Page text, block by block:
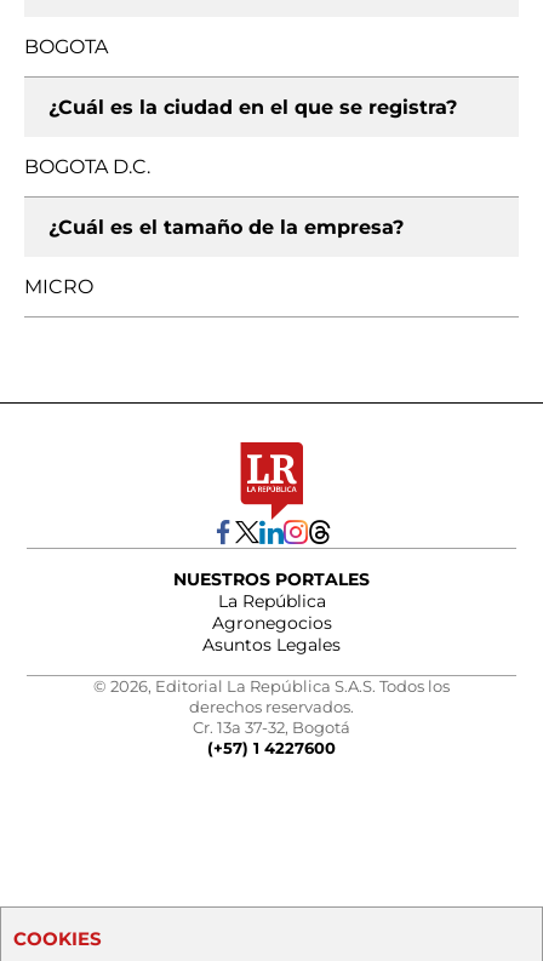
BOGOTA
¿Cuál es la ciudad en el que se registra?
BOGOTA D.C.
¿Cuál es el tamaño de la empresa?
MICRO
NUESTROS PORTALES
La República
Agronegocios
Asuntos Legales
© 2026, Editorial La República S.A.S. Todos los
derechos reservados.
Cr. 13a 37-32, Bogotá
(+57) 1 4227600
COOKIES